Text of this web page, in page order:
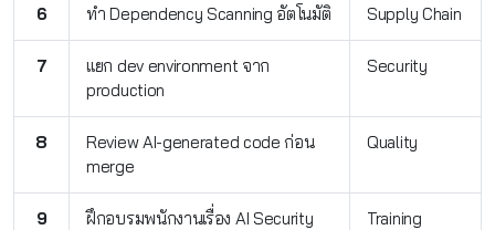
6 ทำ Dependency Scanning อัตโนมัติ Supply Chain
7
แยก dev environment จาก
production
Security
8
Review AI-generated code ก่อน
merge
Quality
9 ฝึกอบรมพนักงานเรื่อง AI Security Training